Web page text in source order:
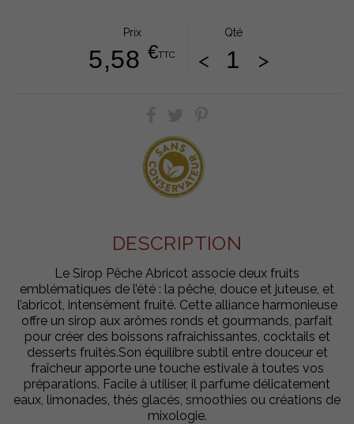
Prix
5,58 €TTC
Qté
< >
DESCRIPTION
Le Sirop Pêche Abricot associe deux fruits
emblématiques de l’été : la pêche, douce et juteuse, et
l’abricot, intensément fruité. Cette alliance harmonieuse
offre un sirop aux arômes ronds et gourmands, parfait
pour créer des boissons rafraîchissantes, cocktails et
desserts fruités.Son équilibre subtil entre douceur et
fraîcheur apporte une touche estivale à toutes vos
préparations. Facile à utiliser, il parfume délicatement
eaux, limonades, thés glacés, smoothies ou créations de
mixologie.